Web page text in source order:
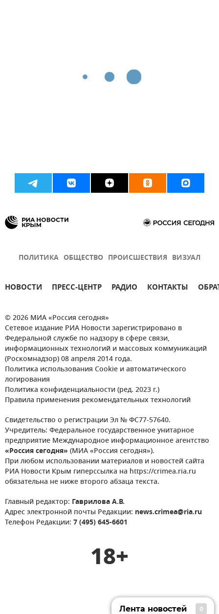
ПОЛИТИКА ОБЩЕСТВО ПРОИСШЕСТВИЯ ВИЗУАЛ
НОВОСТИ ПРЕСС-ЦЕНТР РАДИО КОНТАКТЫ
© 2026 МИА «Россия сегодня»
Сетевое издание РИА Новости зарегистрировано в
Федеральной службе по надзору в сфере связи,
информационных технологий и массовых коммуникаций
(Роскомнадзор) 08 апреля 2014 года.
Политика использования Cookie и автоматического
логирования
Политика конфиденциальности (ред. 2023 г.)
Правила применения рекомендательных технологий
Свидетельство о регистрации Эл № ФС77-57640.
Учредитель: Федеральное государственное унитарное
предприятие Международное информационное агентство
«Россия сегодня» (МИА «Россия сегодня»).
При любом использовании материалов и новостей сайта
РИА Новости Крым гиперссылка на https://crimea.ria.ru
обязательна не ниже второго абзаца текста.
Главный редактор: Гаврилова А.В.
Адрес электронной почты Редакции: news.crimea@ria.ru
Телефон Редакции: 7 (495) 645-6601
18+
Лента новостей 0